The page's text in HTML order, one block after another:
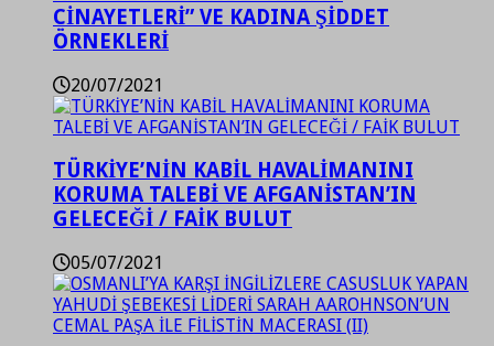
CİNAYETLERİ” VE KADINA ŞİDDET
ÖRNEKLERİ
20/07/2021
TÜRKİYE’NİN KABİL HAVALİMANINI
KORUMA TALEBİ VE AFGANİSTAN’IN
GELECEĞİ / FAİK BULUT
05/07/2021